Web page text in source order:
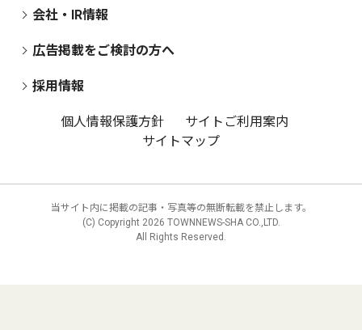
会社・IR情報
広告掲載をご検討の方へ
採用情報
個人情報保護方針
サイトご利用案内
サイトマップ
当サイト内に掲載の記事・写真等の無断転載を禁止します。
(C) Copyright 2026 TOWNNEWS-SHA CO.,LTD.
All Rights Reserved.